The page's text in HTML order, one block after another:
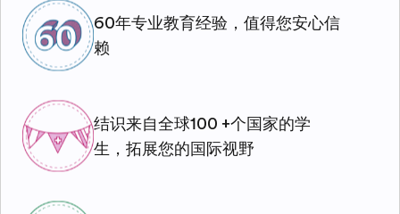
60年专业教育经验，值得您安心信
赖
结识来自全球100 +个国家的学
生，拓展您的国际视野